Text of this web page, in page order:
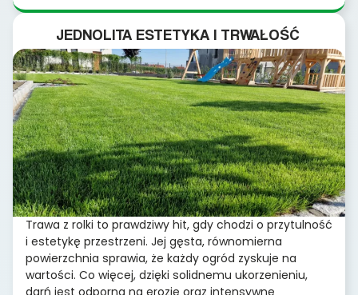
JEDNOLITA ESTETYKA I TRWAŁOŚĆ
Trawa z rolki to prawdziwy hit, gdy chodzi o przytulność
i estetykę przestrzeni. Jej gęsta, równomierna
powierzchnia sprawia, że każdy ogród zyskuje na
wartości. Co więcej, dzięki solidnemu ukorzenieniu,